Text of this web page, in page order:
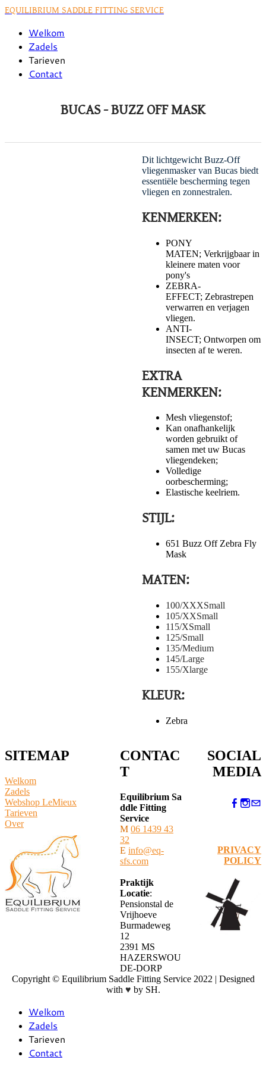
EQUILIBRIUM SADDLE FITTING SERVICE
Welkom
Zadels
Tarieven
Contact
BUCAS - BUZZ OFF MASK
Dit lichtgewicht Buzz-Off
vliegenmasker van Bucas biedt
essentiële bescherming tegen
vliegen en zonnestralen.
KENMERKEN:
PONY
MATEN; Verkrijgbaar in
kleinere maten voor
pony's
ZEBRA-
EFFECT; Zebrastrepen
verwarren en verjagen
vliegen.
ANTI-
INSECT; Ontworpen om
insecten af te weren.
EXTRA
KENMERKEN:
Mesh vliegenstof;
Kan onafhankelijk
worden gebruikt of
samen met uw Bucas
vliegendeken;
Volledige
oorbescherming;
Elastische keelriem.
STIJL:
651 Buzz Off Zebra Fly
Mask
MATEN:
100/XXXSmall
​105/XXSmall
115/XSmall
​125/Small
135/Medium
​145/Large
155/Xlarge
KLEUR:
Zebra
SITEMAP
Welkom
Zadels
Webshop LeMieux
​Tarieven
Over
CONTAC
T
Equilibrium Sa
ddle Fitting
Service
M 06 1439 43
32
E info@eq-
sfs.com
Praktijk
Locatie:
Pensionstal de
Vrijhoeve
Burmadeweg
12
​2391 MS
HAZERSWOU
DE-DORP
SOCIAL
MEDIA
PRIVACY
POLICY
Copyright © Equilibrium Saddle Fitting Service 2022 | Designed
with ♥ by SH.
Welkom
Zadels
Tarieven
Contact